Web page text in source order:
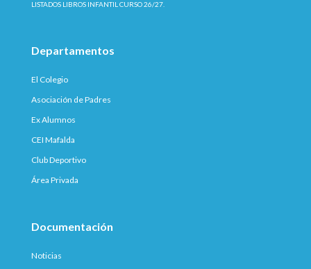
LISTADOS LIBROS INFANTIL CURSO 26/27.
Departamentos
El Colegio
Asociación de Padres
Ex Alumnos
CEI Mafalda
Club Deportivo
Área Privada
Documentación
Noticias